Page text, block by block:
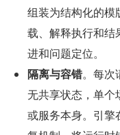
组装为结构化的模
载、解释执行和结
进和问题定位。
隔离与容错。每次
无共享状态，单个
或服务本身。引擎